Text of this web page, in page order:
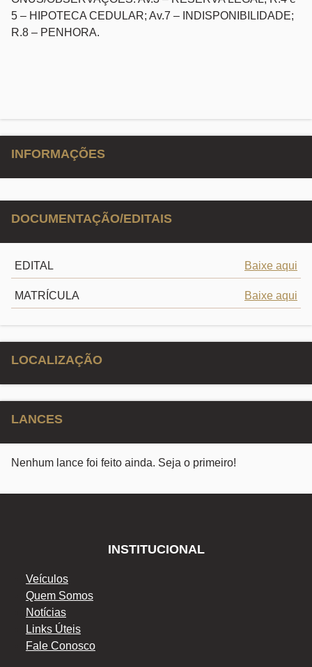
5 – HIPOTECA CEDULAR; Av.7 – INDISPONIBILIDADE;
R.8 – PENHORA.
INFORMAÇÕES
DOCUMENTAÇÃO/EDITAIS
EDITAL Baixe aqui
MATRÍCULA Baixe aqui
LOCALIZAÇÃO
LANCES
Nenhum lance foi feito ainda. Seja o primeiro!
INSTITUCIONAL
Veículos
Quem Somos
Notícias
Links Úteis
Fale Conosco